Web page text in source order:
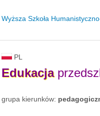
Wyższa Szkoła
PL
Edukacja
grupa kierunków: